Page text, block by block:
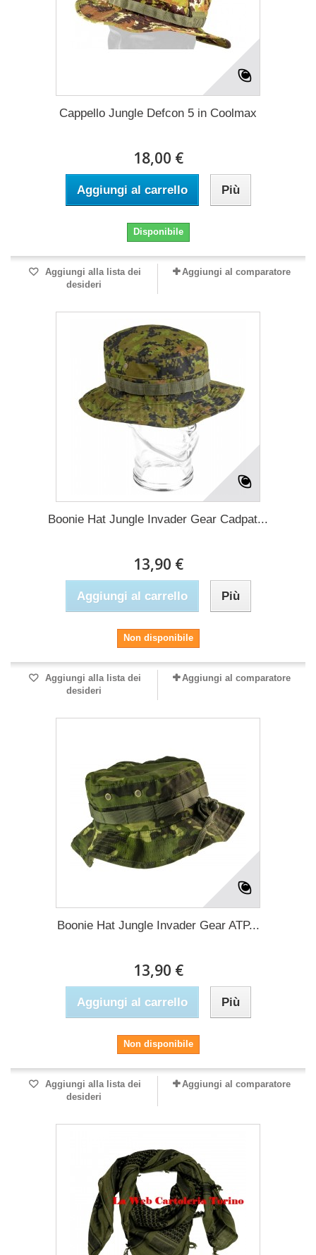
Cappello Jungle Defcon 5 in Coolmax
18,00 €
Aggiungi al carrello Più
Disponibile
Aggiungi alla lista dei
desideri
Aggiungi al comparatore
Boonie Hat Jungle Invader Gear Cadpat...
13,90 €
Aggiungi al carrello Più
Non disponibile
Aggiungi alla lista dei
desideri
Aggiungi al comparatore
Boonie Hat Jungle Invader Gear ATP...
13,90 €
Aggiungi al carrello Più
Non disponibile
Aggiungi alla lista dei
desideri
Aggiungi al comparatore